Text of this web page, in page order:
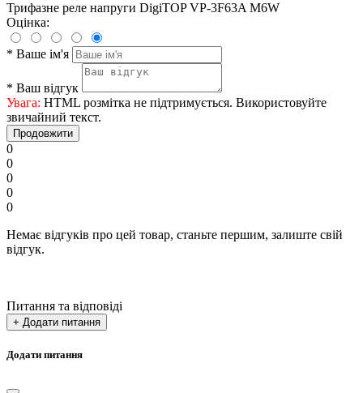
Трифазне реле напруги DigiTOP VP-3F63A M6W
Оцінка:
* Ваше ім'я
* Ваш відгук
Увага: HTML розмітка не підтримується. Використовуйте
звичайний текст.
Продовжити
0
0
0
0
0
Немає відгуків про цей товар, станьте першим, залиште свій
відгук.
Питання та відповіді
+ Додати питання
Додати питання